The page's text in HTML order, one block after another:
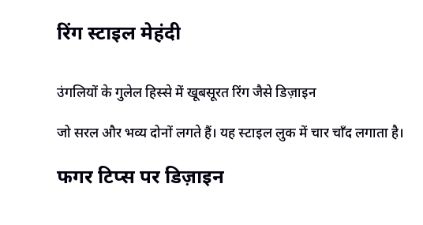
रिंग स्टाइल मेहंदी
उंगलियों के गुलेल हिस्से में खूबसूरत रिंग जैसे डिज़ाइन
जो सरल और भव्य दोनों लगते हैं। यह स्टाइल लुक में चार चाँद लगाता है।
फिंगर टिप्स पर डिज़ाइन